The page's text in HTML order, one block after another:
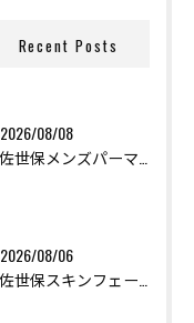
Recent Posts
2026/08/08
2026/08/06